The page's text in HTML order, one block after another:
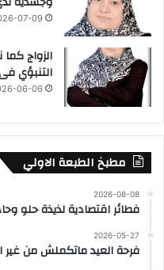
07-09
الزواج
التنبؤي
06-06
مطبخ الطبعة الاولي
2026-08-08
فطائر اقتصادية لذيذة حلو
2026-05-27
فرحة العيد ماتكملش من غير